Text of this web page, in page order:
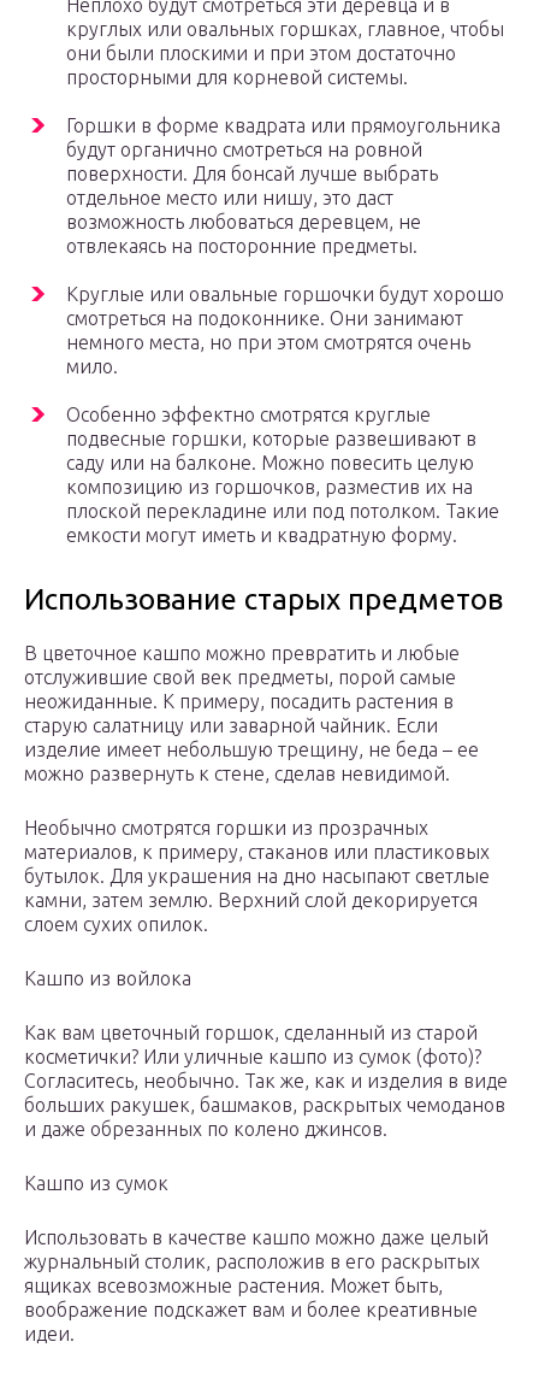
Неплохо будут смотреться эти деревца и в
круглых или овальных горшках, главное, чтобы
они были плоскими и при этом достаточно
просторными для корневой системы.
Горшки в форме квадрата или прямоугольника
будут органично смотреться на ровной
поверхности. Для бонсай лучше выбрать
отдельное место или нишу, это даст
возможность любоваться деревцем, не
отвлекаясь на посторонние предметы.
Круглые или овальные горшочки будут хорошо
смотреться на подоконнике. Они занимают
немного места, но при этом смотрятся очень
мило.
Особенно эффектно смотрятся круглые
подвесные горшки, которые развешивают в
саду или на балконе. Можно повесить целую
композицию из горшочков, разместив их на
плоской перекладине или под потолком. Такие
емкости могут иметь и квадратную форму.
Использование старых предметов
В цветочное кашпо можно превратить и любые
отслужившие свой век предметы, порой самые
неожиданные. К примеру, посадить растения в
старую салатницу или заварной чайник. Если
изделие имеет небольшую трещину, не беда – ее
можно развернуть к стене, сделав невидимой.
Необычно смотрятся горшки из прозрачных
материалов, к примеру, стаканов или пластиковых
бутылок. Для украшения на дно насыпают светлые
камни, затем землю. Верхний слой декорируется
слоем сухих опилок.
Кашпо из войлока
Как вам цветочный горшок, сделанный из старой
косметички? Или уличные кашпо из сумок (фото)?
Согласитесь, необычно. Так же, как и изделия в виде
больших ракушек, башмаков, раскрытых чемоданов
и даже обрезанных по колено джинсов.
Кашпо из сумок
Использовать в качестве кашпо можно даже целый
журнальный столик, расположив в его раскрытых
ящиках всевозможные растения. Может быть,
воображение подскажет вам и более креативные
идеи.